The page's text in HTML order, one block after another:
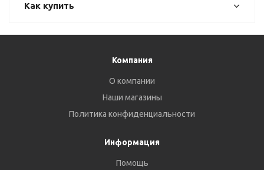
Как купить
Компания
О компании
Наши магазины
Политика конфиденциальности
Информация
Помощь